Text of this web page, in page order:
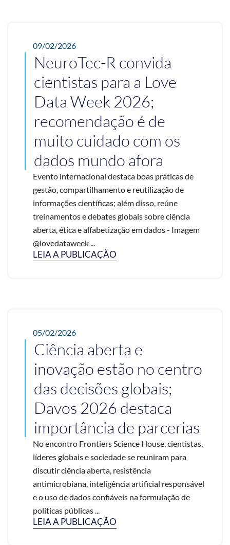
09/02/2026
NeuroTec-R convida
cientistas para a Love
Data Week 2026;
recomendação é de
muito cuidado com os
dados mundo afora
Evento internacional destaca boas práticas de
gestão, compartilhamento e reutilização de
informações científicas; além disso, reúne
treinamentos e debates globais sobre ciência
aberta, ética e alfabetização em dados - Imagem
@lovedataweek ...
LEIA A PUBLICAÇÃO
05/02/2026
Ciência aberta e
inovação estão no centro
das decisões globais;
Davos 2026 destaca
importância de parcerias
No encontro Frontiers Science House, cientistas,
líderes globais e sociedade se reuniram para
discutir ciência aberta, resistência
antimicrobiana, inteligência artificial responsável
e o uso de dados confiáveis na formulação de
políticas públicas ...
LEIA A PUBLICAÇÃO